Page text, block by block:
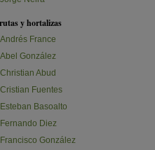
y hortalizas
Andrés France
Abel González
Christian Abud
Cristian Fuentes
Esteban Basoalto
Fernando Diez
Francisco González